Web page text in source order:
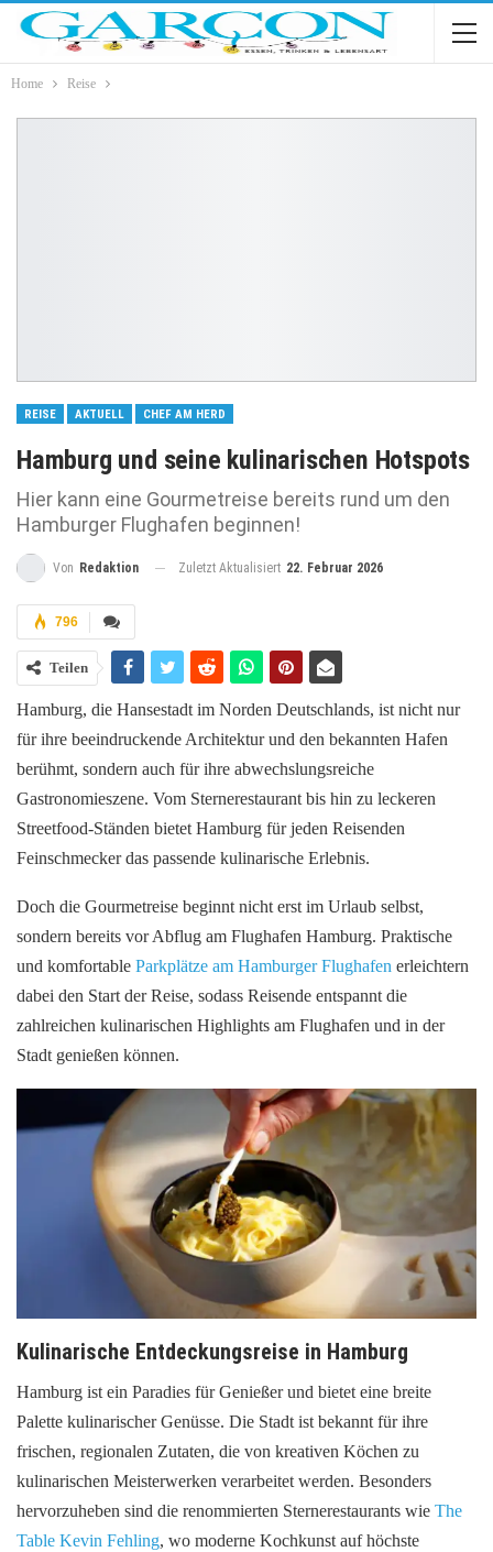
Home Reise
REISE AKTUELL CHEF AM HERD
Hamburg und seine kulinarischen Hotspots
Hier kann eine Gourmetreise bereits rund um den
Hamburger Flughafen beginnen!
Von Redaktion Zuletzt Aktualisiert 22. Februar 2026
796
Teilen
Hamburg, die Hansestadt im Norden Deutschlands, ist nicht nur
für ihre beeindruckende Architektur und den bekannten Hafen
berühmt, sondern auch für ihre abwechslungsreiche
Gastronomieszene. Vom Sternerestaurant bis hin zu leckeren
Streetfood-Ständen bietet Hamburg für jeden Reisenden
Feinschmecker das passende kulinarische Erlebnis.
Doch die Gourmetreise beginnt nicht erst im Urlaub selbst,
sondern bereits vor Abflug am Flughafen Hamburg. Praktische
und komfortable Parkplätze am Hamburger Flughafen erleichtern
dabei den Start der Reise, sodass Reisende entspannt die
zahlreichen kulinarischen Highlights am Flughafen und in der
Stadt genießen können.
Kulinarische Entdeckungsreise in Hamburg
Hamburg ist ein Paradies für Genießer und bietet eine breite
Palette kulinarischer Genüsse. Die Stadt ist bekannt für ihre
frischen, regionalen Zutaten, die von kreativen Köchen zu
kulinarischen Meisterwerken verarbeitet werden. Besonders
hervorzuheben sind die renommierten Sternerestaurants wie The
Table Kevin Fehling, wo moderne Kochkunst auf höchste